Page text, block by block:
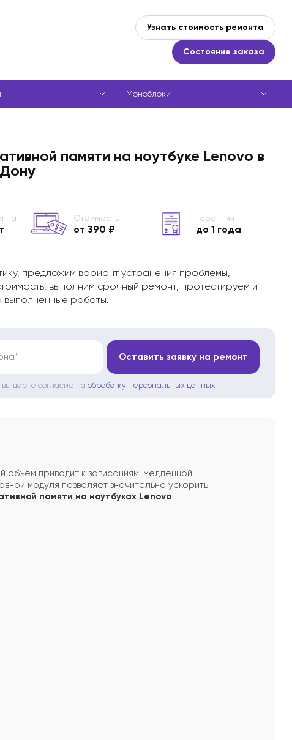
Узнать стоимость ремонта
Состояние заказа
Моноблоки
памяти на ноутбуке Lenovo в
Стоимость
от 390 ₽
Гарантия
до 1 года
предложим вариант устранения проблемы,
выполним срочный ремонт, протестируем и
работы.
Оставить заявку на ремонт
даете согласие на обработку персональных данных
приводит к зависаниям, медленной
модуля позволяет значительно ускорить
памяти на ноутбуках Lenovo